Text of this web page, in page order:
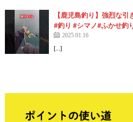
【鹿児島釣り】強烈な
#釣り #シマノ#ふかせ
2025.01.16
[…]